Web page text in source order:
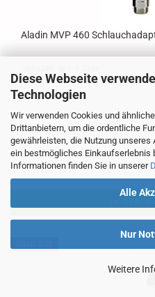
Diese Webseite
Technologien
Wir verwenden Cookies und
Drittanbietern, um die ordentliche
gewährleisten, die Nutzung unseres
ein bestmögliches Einkaufserlebnis
Informationen finden Sie in unserer
Alle
Nur
Weitere
Aladin MVP 460